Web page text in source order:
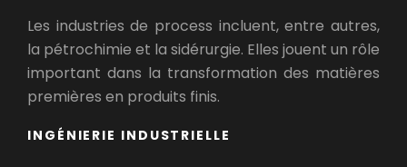
Les industries de process incluent, entre autres,
la pétrochimie et la sidérurgie. Elles jouent un rôle
important dans la transformation des matières
premières en produits finis.
INGÉNIERIE INDUSTRIELLE